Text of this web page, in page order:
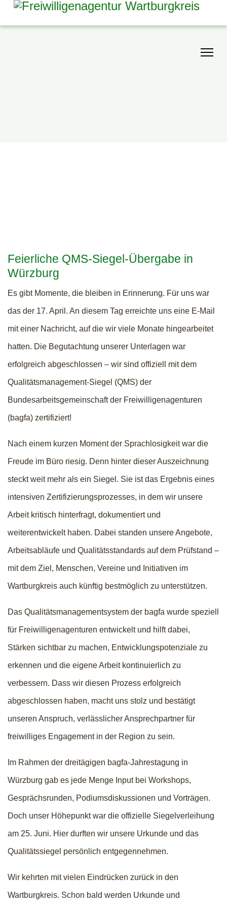
Feierliche QMS-Siegel-Übergabe in
Würzburg
Es gibt Momente, die bleiben in Erinnerung. Für uns war
das der 17. April. An diesem Tag erreichte uns eine E-Mail
mit einer Nachricht, auf die wir viele Monate hingearbeitet
hatten. Die Begutachtung unserer Unterlagen war
erfolgreich abgeschlossen – wir sind offiziell mit dem
Qualitätsmanagement-Siegel (QMS) der
Bundesarbeitsgemeinschaft der Freiwilligenagenturen
(bagfa) zertifiziert!
Nach einem kurzen Moment der Sprachlosigkeit war die
Freude im Büro riesig. Denn hinter dieser Auszeichnung
steckt weit mehr als ein Siegel. Sie ist das Ergebnis eines
intensiven Zertifizierungsprozesses, in dem wir unsere
Arbeit kritisch hinterfragt, dokumentiert und
weiterentwickelt haben. Dabei standen unsere Angebote,
Arbeitsabläufe und Qualitätsstandards auf dem Prüfstand –
mit dem Ziel, Menschen, Vereine und Initiativen im
Wartburgkreis auch künftig bestmöglich zu unterstützen.
Das Qualitätsmanagementsystem der bagfa wurde speziell
für Freiwilligenagenturen entwickelt und hilft dabei,
Stärken sichtbar zu machen, Entwicklungspotenziale zu
erkennen und die eigene Arbeit kontinuierlich zu
verbessern. Dass wir diesen Prozess erfolgreich
abgeschlossen haben, macht uns stolz und bestätigt
unseren Anspruch, verlässlicher Ansprechpartner für
freiwilliges Engagement in der Region zu sein.
Im Rahmen der dreitägigen bagfa-Jahrestagung in
Würzburg gab es jede Menge Input bei Workshops,
Gesprächsrunden, Podiumsdiskussionen und Vorträgen.
Doch unser Höhepunkt war die offizielle Siegelverleihung
am 25. Juni. Hier durften wir unsere Urkunde und das
Qualitätssiegel persönlich entgegennehmen.
Wir kehrten mit vielen Eindrücken zurück in den
Wartburgkreis. Schon bald werden Urkunde und